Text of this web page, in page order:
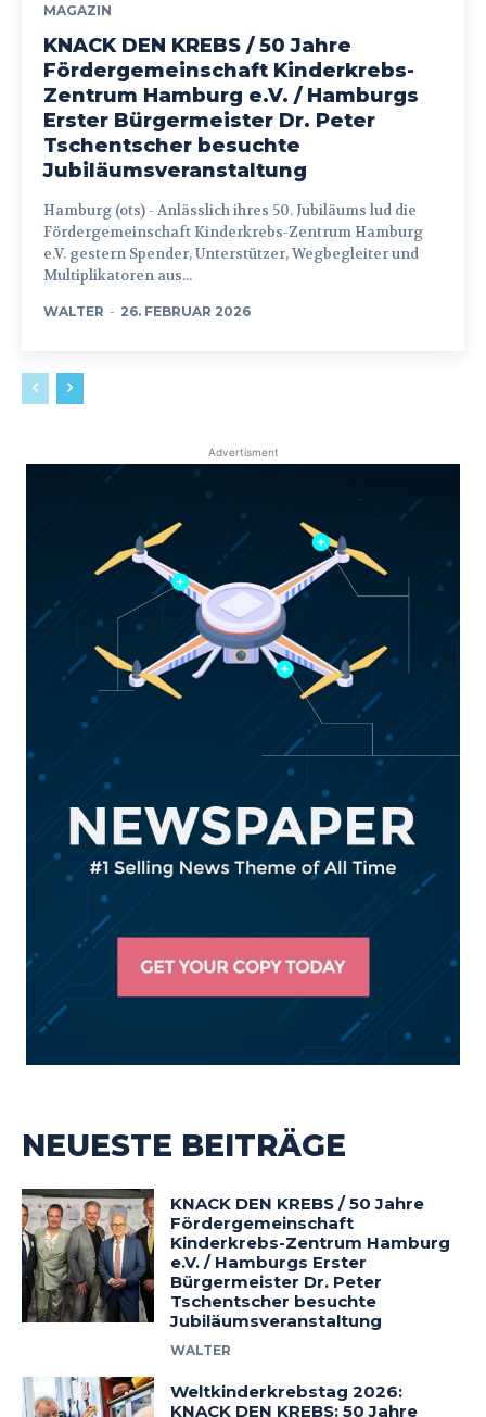
MAGAZIN
KNACK DEN KREBS / 50 Jahre
Fördergemeinschaft Kinderkrebs-
Zentrum Hamburg e.V. / Hamburgs
Erster Bürgermeister Dr. Peter
Tschentscher besuchte
Jubiläumsveranstaltung
Hamburg (ots) - Anlässlich ihres 50. Jubiläums lud die
Fördergemeinschaft Kinderkrebs-Zentrum Hamburg
e.V. gestern Spender, Unterstützer, Wegbegleiter und
Multiplikatoren aus...
WALTER - 26. FEBRUAR 2026
Advertisment
NEUESTE BEITRÄGE
KNACK DEN KREBS / 50 Jahre
Fördergemeinschaft
Kinderkrebs-Zentrum Hamburg
e.V. / Hamburgs Erster
Bürgermeister Dr. Peter
Tschentscher besuchte
Jubiläumsveranstaltung
WALTER
Weltkinderkrebstag 2026:
KNACK DEN KREBS: 50 Jahre